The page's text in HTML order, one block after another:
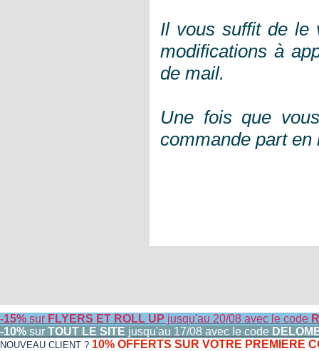
Il vous suffit de le
modifications à
de mail.
Une fois que
commande part en
-15% sur FLYERS ET ROLL UP jusqu'au 20/08 avec le code
-10% sur TOUT LE SITE jusqu'au 17/08 avec le code
NOUVEAU CLIENT ? 10% OFFERTS SUR VOTRE PREMIERE